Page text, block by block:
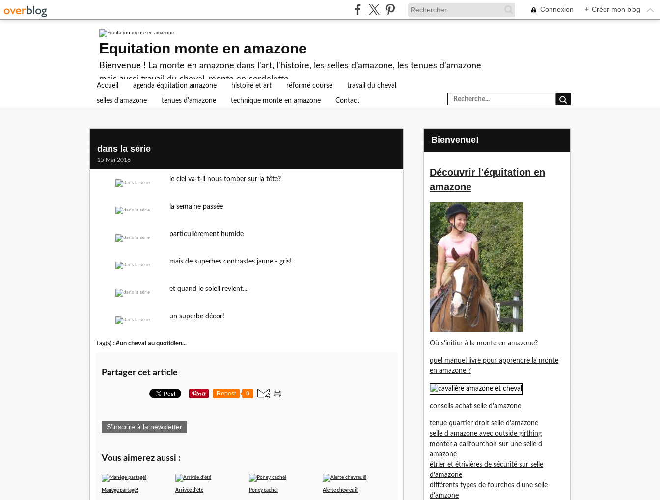
Connexion + Créer mon blog
Equitation monte en amazone
Bienvenue ! La monte en amazone dans l'art, l'histoire, les selles d'amazone, les tenues d'amazone
mais aussi travail du cheval, monte en cordelette...
Accueil agenda équitation amazone histoire et art réformé course travail du cheval
selles d'amazone tenues d'amazone technique monte en amazone Contact
dans la série
15 Mai 2016
le ciel va-t-il nous tomber sur la tête?
la semaine passée
particulièrement humide
mais de superbes contrastes jaune - gris!
et quand le soleil revient....
un superbe décor!
Tag(s) : #un cheval au quotidien...
Partager cet article
Repost 0
S'inscrire à la newsletter
Vous aimerez aussi :
Manège partagé! Arrivée d'été Poney caché! Alerte chevreuil!
Bienvenue!
Découvrir l'équitation en
amazone
Où s'initier à la monte en amazone?
quel manuel livre pour apprendre la monte
en amazone ?
conseils achat selle d'amazone
tenue quartier droit selle d'amazone
selle d amazone avec outside girthing
monter a califourchon sur une selle d
amazone
étrier et étrivières de sécurité sur selle
d'amazone
différents types de fourches d'une selle
d'amzone